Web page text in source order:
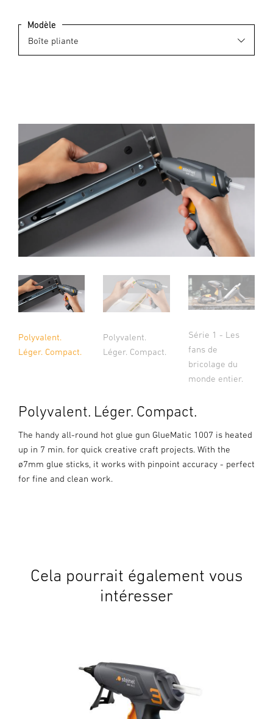
Modèle
Polyvalent.
Léger. Compact.
Polyvalent.
Léger. Compact.
Série 1 - Les
fans de
bricolage du
monde entier.
Polyvalent. Léger. Compact.
The handy all-round hot glue gun GlueMatic 1007 is heated
up in 7 min. for quick creative craft projects. With the
ø7mm glue sticks, it works with pinpoint accuracy - perfect
for fine and clean work.
Cela pourrait également vous
intéresser